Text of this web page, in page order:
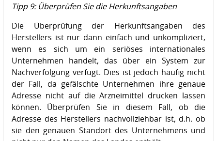
Tipp 9: Überprüfen Sie die Herkunftsangaben
Die Überprüfung der Herkunftsangaben des
Herstellers ist nur dann einfach und unkompliziert,
wenn es sich um ein seriöses internationales
Unternehmen handelt, das über ein System zur
Nachverfolgung verfügt. Dies ist jedoch häufig nicht
der Fall, da gefälschte Unternehmen ihre genaue
Adresse nicht auf die Arzneimittel drucken lassen
können. Überprüfen Sie in diesem Fall, ob die
Adresse des Herstellers nachvollziehbar ist, d.h. ob
sie den genauen Standort des Unternehmens und